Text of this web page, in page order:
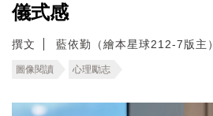
儀式感
撰文 藍依勤（繪本星球212-7版主）
圖像閱讀 心理勵志